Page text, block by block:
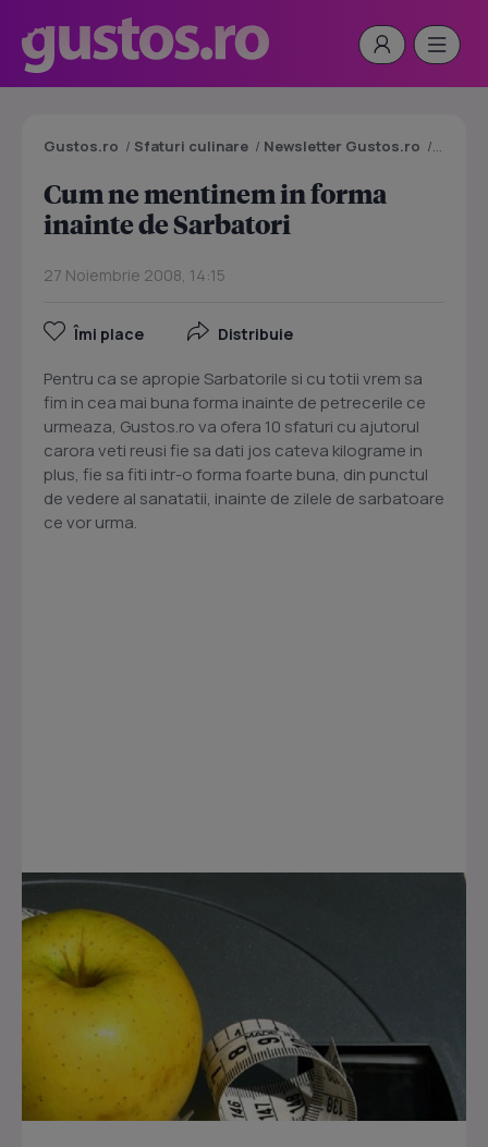
Gustos.ro / Sfaturi culinare / Newsletter Gustos.ro / Cum
Cum ne mentinem in forma
inainte de Sarbatori
27 Noiembrie 2008, 14:15
Îmi place Distribuie
Pentru ca se apropie Sarbatorile si cu totii vrem sa
fim in cea mai buna forma inainte de petrecerile ce
urmeaza, Gustos.ro va ofera 10 sfaturi cu ajutorul
carora veti reusi fie sa dati jos cateva kilograme in
plus, fie sa fiti intr-o forma foarte buna, din punctul
de vedere al sanatatii, inainte de zilele de sarbatoare
ce vor urma.